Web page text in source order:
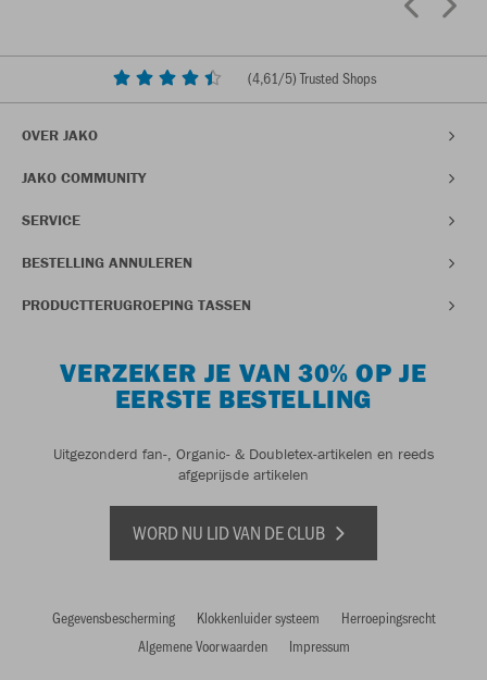
(4,61/5) Trusted Shops
OVER JAKO
JAKO COMMUNITY
SERVICE
BESTELLING ANNULEREN
PRODUCTTERUGROEPING TASSEN
VERZEKER JE VAN 30% OP JE
EERSTE BESTELLING
Uitgezonderd fan-, Organic- & Doubletex-artikelen en reeds
afgeprijsde artikelen
WORD NU LID VAN DE CLUB
Gegevensbescherming Klokkenluider systeem
Herroepingsrecht
Algemene Voorwaarden
Impressum